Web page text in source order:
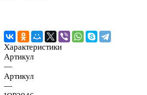
Характеристики
Артикул
—
Артикул
—